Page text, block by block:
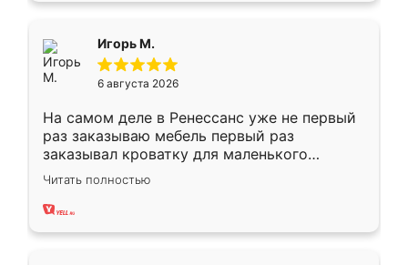
Игорь М.
6 августа 2026
На самом деле в Ренессанс уже не первый
раз заказываю мебель первый раз
заказывал кроватку для маленького
ребёнка при его рождении ,во второй раз
заказал шкаф-купе. По качеству очень
хорошее сборка достаточно быстрая,
Читать полностью